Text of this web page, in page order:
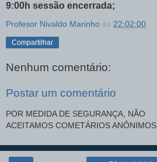
9:00h sessão encerrada;
Profesor Nivaldo Marinho às 22:02:00
Compartilhar
Nenhum comentário:
Postar um comentário
POR MEDIDA DE SEGURANÇA, NÃO
ACEITAMOS COMETÁRIOS ANÔNIMOS.